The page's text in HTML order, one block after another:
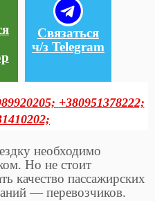
Связаться
ч/з Telegram
+380951378222;
необходимо
Но не стоит
качество пассажирских
— перевозчиков.